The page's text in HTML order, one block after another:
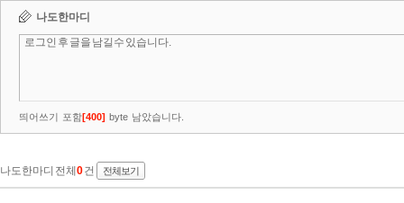
나도한마디
띄어쓰기 포함[400] byte 남았습니다.
나도한마디 전체 0건 전체보기